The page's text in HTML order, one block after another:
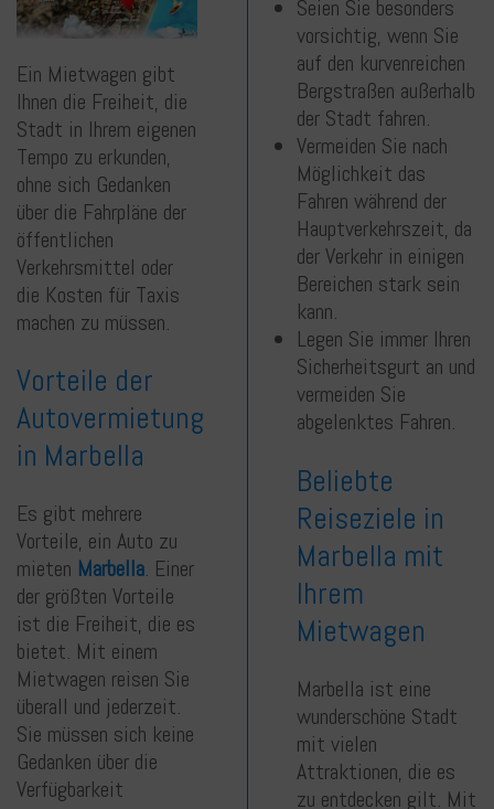
Ein Mietwagen gibt
Ihnen die Freiheit, die
Stadt in Ihrem eigenen
Tempo zu erkunden,
ohne sich Gedanken
über die Fahrpläne der
öffentlichen
Verkehrsmittel oder
die Kosten für Taxis
machen zu müssen.
Vorteile der
Autovermietung
in Marbella
Es gibt mehrere
Vorteile, ein Auto zu
mieten Marbella. Einer
der größten Vorteile
ist die Freiheit, die es
bietet. Mit einem
Mietwagen reisen Sie
überall und jederzeit.
Sie müssen sich keine
Gedanken über die
Verfügbarkeit
Seien Sie besonders
vorsichtig, wenn Sie
auf den kurvenreichen
Bergstraßen außerhalb
der Stadt fahren.
Vermeiden Sie nach
Möglichkeit das
Fahren während der
Hauptverkehrszeit, da
der Verkehr in einigen
Bereichen stark sein
kann.
Legen Sie immer Ihren
Sicherheitsgurt an und
vermeiden Sie
abgelenktes Fahren.
Beliebte
Reiseziele in
Marbella mit
Ihrem
Mietwagen
Marbella ist eine
wunderschöne Stadt
mit vielen
Attraktionen, die es
zu entdecken gilt. Mit